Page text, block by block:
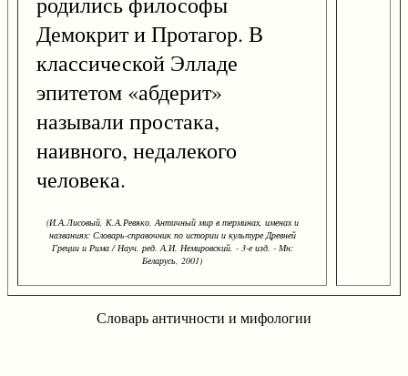
Демокрит и Протагор. В
классической Элладе
эпитетом «абдерит»
называли простака,
наивного, недалекого
человека.
(И.А.Лисовый, К.А.Ревяко. Античный мир в терминах, именах и
названиях: Словарь-справочник по истории и культуре Древней
Греции и Рима / Науч. ред. А.И. Немировский. - 3-е изд. - Мн:
Беларусь, 2001)
Словарь античности и мифологии